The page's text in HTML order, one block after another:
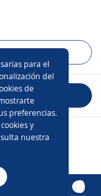
LTD.
para el
del
de
preferencias.
y
nuestra